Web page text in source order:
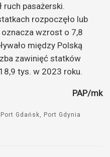
ruch pasażerski.
rozpoczęło lub
oznacza wzrost o 7,8
między Polską
zawinięć statków
tys. w 2023 roku.
PAP/mk
Port Gdańsk Port Gdynia